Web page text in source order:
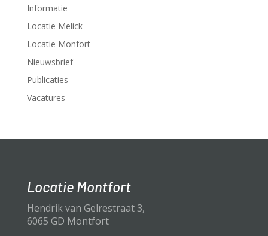
Informatie
Locatie Melick
Locatie Monfort
Nieuwsbrief
Publicaties
Vacatures
Locatie Montfort
Hendrik van Gelrestraat 3,
6065 GD Montfort